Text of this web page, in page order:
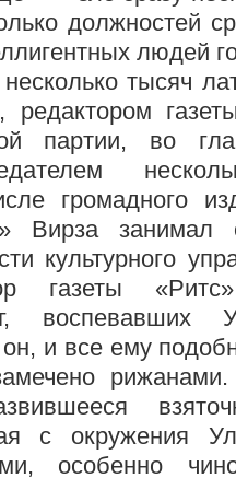
должностей
людей
тысяч
редактором
партии, во
громадного
Вирза занимал
культурного
газеты
воспевавших
и все ему
с окружения
особенно